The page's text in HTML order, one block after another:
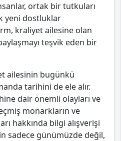
ortak bir tutkuları
yeni dostluklar
kraliyet ailesine olan
teşvik eden bir
ailesinin bugünkü
tarihini de ele alır.
dair önemli olayları ve
monarkların ve
hakkında bilgi alışverişi
sadece günümüzde değil,